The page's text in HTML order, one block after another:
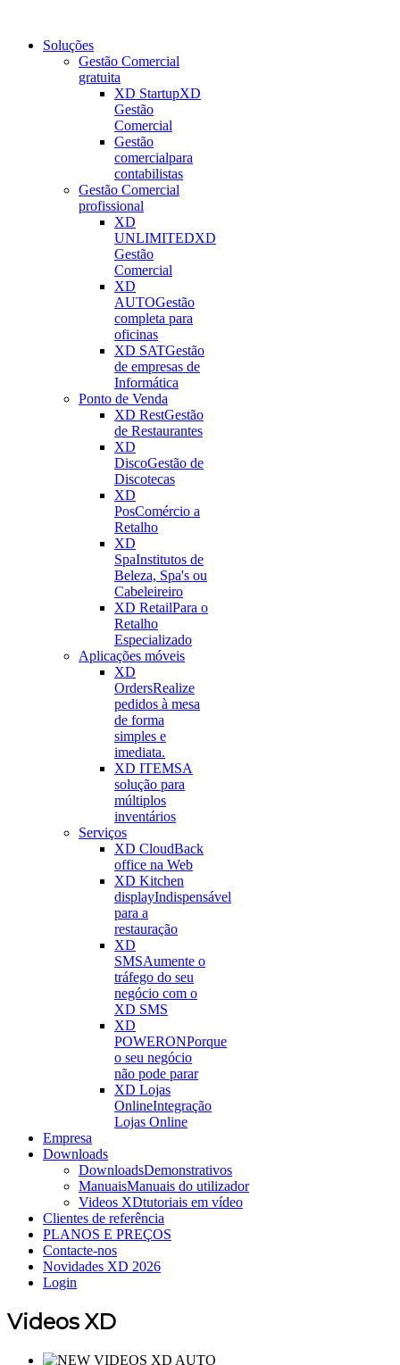
Soluções
Gestão Comercial
gratuita
XD StartupXD
Gestão
Comercial
Gestão
comercialpara
contabilistas
Gestão Comercial
profissional
XD
UNLIMITEDXD
Gestão
Comercial
XD
AUTOGestão
completa para
oficinas
XD SATGestão
de empresas de
Informática
Ponto de Venda
XD RestGestão
de Restaurantes
XD
DiscoGestão de
Discotecas
XD
PosComércio a
Retalho
XD
SpaInstitutos de
Beleza, Spa's ou
Cabeleireiro
XD RetailPara o
Retalho
Especializado
Aplicações móveis
XD
OrdersRealize
pedidos à mesa
de forma
simples e
imediata.
XD ITEMSA
solução para
múltiplos
inventários
Serviços
XD CloudBack
office na Web
XD Kitchen
displayIndispensável
para a
restauração
XD
SMSAumente o
tráfego do seu
negócio com o
XD SMS
XD
POWERONPorque
o seu negócio
não pode parar
XD Lojas
OnlineIntegração
Lojas Online
Empresa
Downloads
DownloadsDemonstrativos
ManuaisManuais do utilizador
Videos XDtutoriais em vídeo
Clientes de referência
PLANOS E PREÇOS
Contacte-nos
Novidades XD 2026
Login
Videos XD